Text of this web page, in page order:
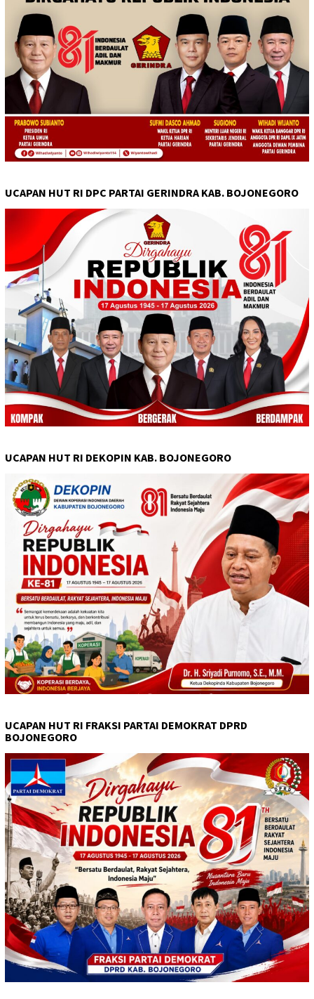
UCAPAN HUT RI DPC PARTAI GERINDRA KAB. BOJONEGORO
UCAPAN HUT RI DEKOPIN KAB. BOJONEGORO
UCAPAN HUT RI FRAKSI PARTAI DEMOKRAT DPRD
BOJONEGORO